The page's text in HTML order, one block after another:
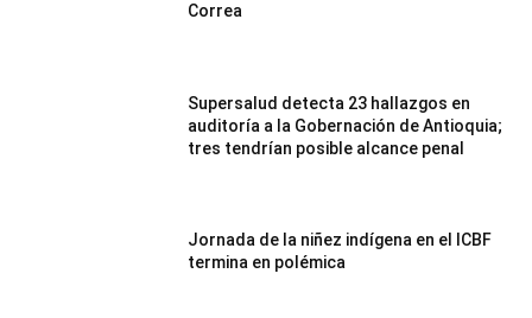
Correa
Supersalud detecta 23 hallazgos en
auditoría a la Gobernación de Antioquia;
tres tendrían posible alcance penal
Jornada de la niñez indígena en el ICBF
termina en polémica